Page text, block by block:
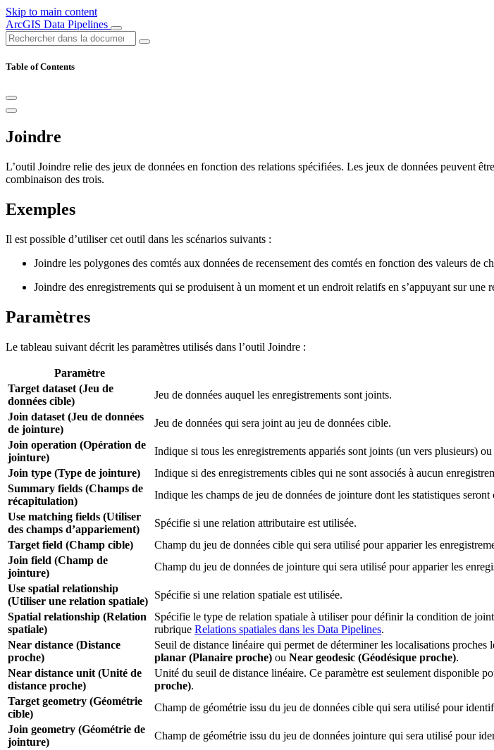
Skip to main content
ArcGIS Data Pipelines
Table of Contents
Joindre
L’outil Joindre relie des jeux de données en fonction des relations spécifiées. Les jeux de données peuvent
combinaison des trois.
Exemples
Il est possible d’utiliser cet outil dans les scénarios suivants :
Joindre les polygones des comtés aux données de recensement des comtés en fonction des valeurs de
Joindre des enregistrements qui se produisent à un moment et un endroit relatifs en s’appuyant sur une
Paramètres
Le tableau suivant décrit les paramètres utilisés dans l’outil Joindre :
Paramètre
Target dataset (Jeu de
données cible)
Jeu de données auquel les enregistrements sont joints.
Join dataset (Jeu de données
de jointure)
Jeu de données qui sera joint au jeu de données cible.
Join operation (Opération de
jointure)
Indique si tous les enregistrements appariés sont joints (un vers plusieurs)
Join type (Type de jointure)
Indique si des enregistrements cibles qui ne sont associés à aucun
Summary fields (Champs de
récapitulation)
Indique les champs de jeu de données de jointure dont les statistiques seront
Use matching fields (Utiliser
des champs d’appariement)
Spécifie si une relation attributaire est utilisée.
Target field (Champ cible)
Champ du jeu de données cible qui sera utilisé pour apparier les
Join field (Champ de
jointure)
Champ du jeu de données de jointure qui sera utilisé pour apparier les
Use spatial relationship
(Utiliser une relation spatiale)
Spécifie si une relation spatiale est utilisée.
Spatial relationship (Relation
spatiale)
Spécifie le type de relation spatiale à utiliser pour définir la condition de
rubrique Relations spatiales dans les Data Pipelines.
Near distance (Distance
proche)
Seuil de distance linéaire qui permet de déterminer les localisations
planar (Planaire proche) ou Near geodesic (Géodésique proche).
Near distance unit (Unité de
distance proche)
Unité du seuil de distance linéaire. Ce paramètre est seulement disponible
proche).
Target geometry (Géométrie
cible)
Champ de géométrie issu du jeu de données cible qui sera utilisé pour
Join geometry (Géométrie de
jointure)
Champ de géométrie issu du jeu de données jointure qui sera utilisé pour